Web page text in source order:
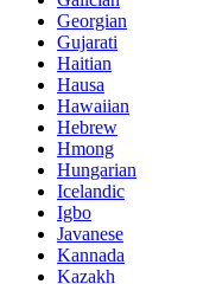
Georgian
Gujarati
Haitian
Hausa
Hawaiian
Hebrew
Hmong
Hungarian
Icelandic
Igbo
Javanese
Kannada
Kazakh